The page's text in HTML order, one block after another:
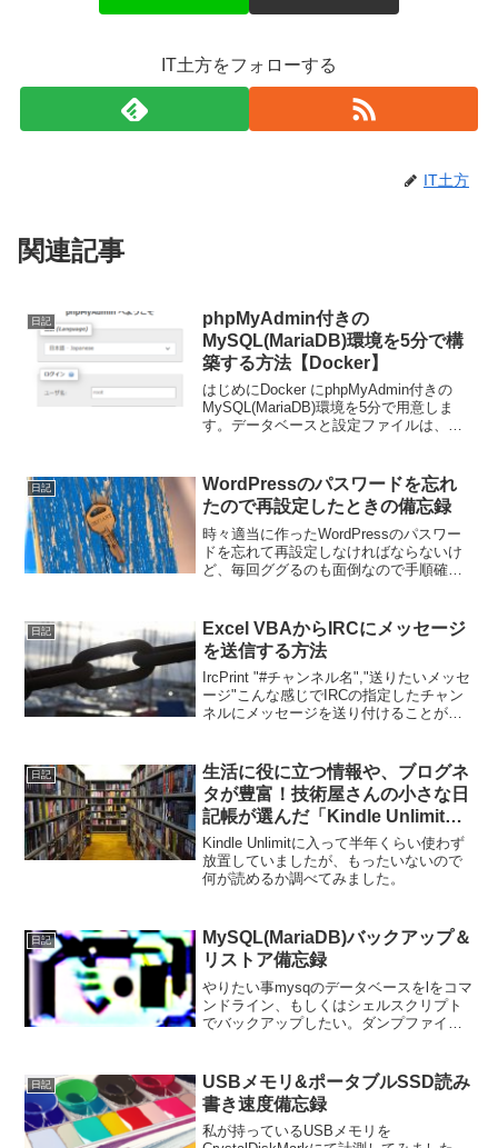
IT土方をフォローする
IT土方
関連記事
日記
phpMyAdmin付きの
MySQL(MariaDB)環境を5分で構
築する方法【Docker】
はじめにDocker にphpMyAdmin付きの
MySQL(MariaDB)環境を5分で用意しま
す。データベースと設定ファイルは、ホ
れていて、基本的な知識があ...
日記
WordPressのパスワードを忘れ
たので再設定したときの備忘録
時々適当に作ったWordPressのパスワー
ドを忘れて再設定しなければならないけ
ど、毎回ググるのも面倒なので手順確率
pmysql -u lil...
日記
Excel VBAからIRCにメッセージ
を送信する方法
IrcPrint "#チャンネル名","送りたいメッセ
ージ"こんな感じでIRCの指定したチャン
ネルにメッセージを送り付けることがで
の出力先のよ...
日記
生活に役に立つ情報や、ブログネ
タが豊富！技術屋さんの小さな日
記帳が選んだ「Kindle Unlimit」
で読めるオススメIT関連の雑誌
Kindle Unlimitに入って半年くらい使わず
放置していましたが、もったいないので
何が読めるか調べてみました。
日記
MySQL(MariaDB)バックアップ＆
リストア備忘録
やりたい事mysqのデータベースをlをコマ
ンドライン、もしくはシェルスクリプト
でバックアップしたい。ダンプファイル
行させたい。mysqldump基本形mysq...
日記
USBメモリ&ポータブルSSD読み
書き速度備忘録
私が持っているUSBメモリを